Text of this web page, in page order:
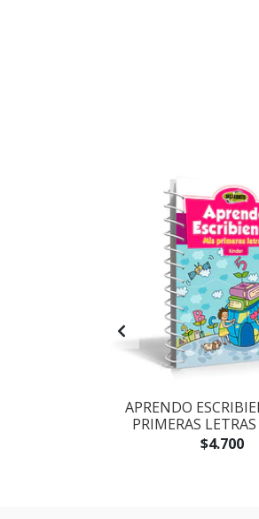
APRENDO
PRIMERAS
$4.700